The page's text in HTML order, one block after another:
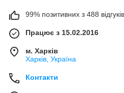
99% позитивних з 488
Працює з 15.02.2016
м. Харків
Харків, Україна
Контакти